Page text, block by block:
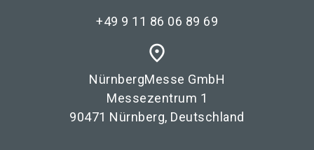
+49 9 11 86 06 89 69
place
NürnbergMesse GmbH
Messezentrum 1
90471 Nürnberg, Deutschland